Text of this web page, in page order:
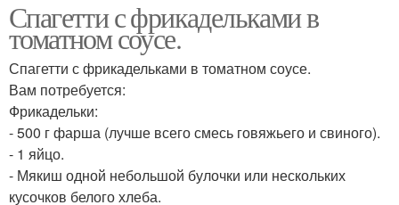
Спагетти с фрикадельками в
томатном соусе.
Спагетти с фрикадельками в томатном соусе.
Вам потребуется:
Фрикадельки:
- 500 г фарша (лучше всего смесь говяжьего и свиного).
- 1 яйцо.
- Мякиш одной небольшой булочки или нескольких
кусочков белого хлеба.